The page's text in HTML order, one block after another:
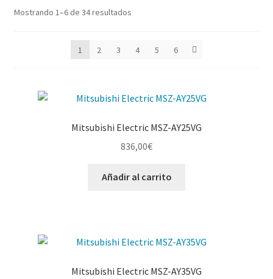
Mostrando 1–6 de 34 resultados
1 2 3 4 5 6
Mitsubishi Electric MSZ-­AY25VG
836,00€
Añadir al carrito
Mitsubishi Electric MSZ-AY35VG